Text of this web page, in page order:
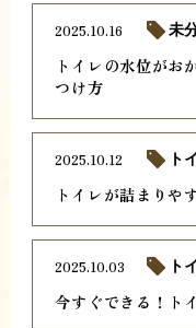
トイレの水位がお
つけ方
2025.10.16 未
トイレが詰まりや
2025.10.12 ト
今すぐできる！ト
2025.10.03 ト